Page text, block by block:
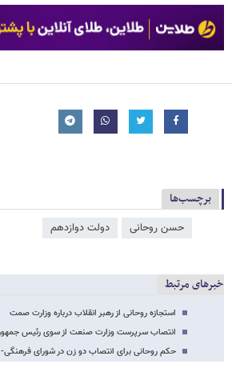
برچسب‌ها
حسن روحانی دولت دوازدهم
خبرهای مرتبط
استجازه روحانی از رهبر انقلاب درباره وزارت صمت
انتصاب سرپرست وزارت صنعت از سوی رئیس
حکم روحانی برای انتصاب دو زن در شورای فرهنگی-